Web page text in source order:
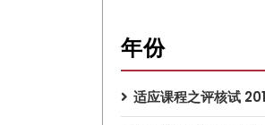
年份
适应课程之评核试